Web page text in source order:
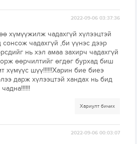
2022-09-06 03:37:36
хүмүүжилж чадахгүй хүлээцтэй
сонсож чадахгүй ,би үүнэс дээр
нь хэл амаа захирч чадахгүй
өөрчилтийг өгдөг бурхад биш
хүмүүс шүү!!!!!!Харин бие биеэ
дарж хүлээцтэй хандах нь бид
Хариулт бичих
2022-09-06 00:03:07